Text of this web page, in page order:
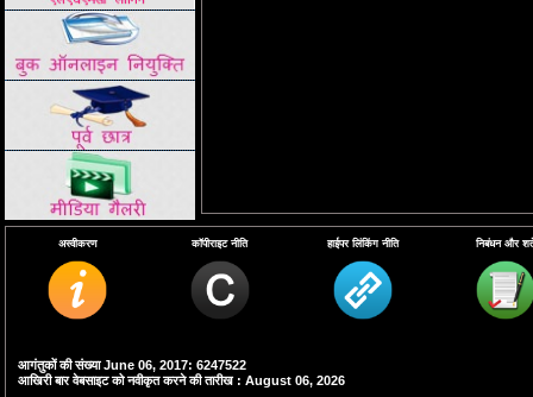
अस्वीकरण कॉपीराइट नीति हाईपर लिंकिंग नीति निबंधन और
आगंतुकों की संख्या June 06, 2017: 6247522
आखिरी बार वेबसाइट को नवीकृत करने की तारीख : August 06, 2026